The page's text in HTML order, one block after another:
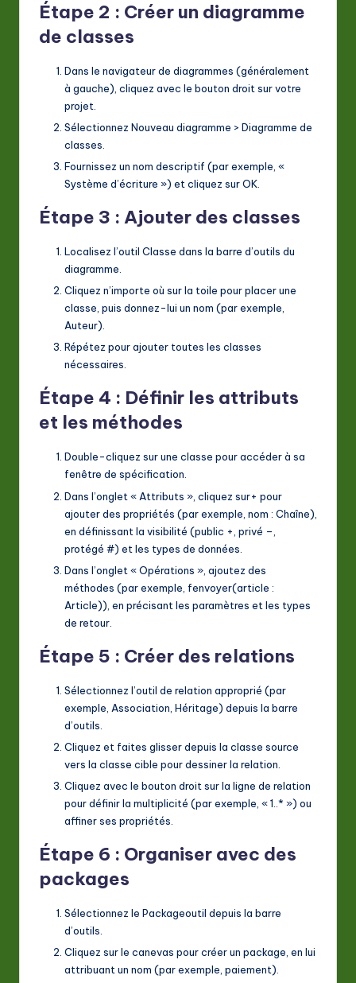
Étape 2 : Créer un diagramme
de classes
Dans le navigateur de diagrammes (généralement
à gauche), cliquez avec le bouton droit sur votre
projet.
Sélectionnez Nouveau diagramme > Diagramme de
classes
Fournissez un nom descriptif (par exemple, «
Système d’écriture ») et cliquez surOK.
Étape 3 : Ajouter des classes
Localisez l’outil Classe dans la barre d’outils du
diagramme.
Cliquez n’importe où sur la toile pour placer une
classe, puis donnez-lui un nom (par exemple,
Auteur).
Répétez pour ajouter toutes les classes
nécessaires.
Étape 4 : Définir les attributs
et les méthodes
Double-cliquez sur une classe pour accéder à sa
fenêtre de spécification.
Dans l’onglet « Attributs », cliquez sur+ pour
ajouter des propriétés (par exemple, nom : Chaîne),
en définissant la visibilité (public + , privé –
protégé #) et les types de données.
Dans l’onglet « Opérations », ajoutez des
méthodes (par exemple, fenvoyer(article :
Article)), en précisant les paramètres et les types
de retour.
Étape 5 : Créer des relations
Sélectionnez l’outil de relation approprié (par
exemple, Association Héritage) depuis la barre
d’outils.
Cliquez et faites glisser depuis la classe source
vers la classe cible pour dessiner la relation.
Cliquez avec le bouton droit sur la ligne de relation
pour définir la multiplicité (par exemple, « 1..* ») ou
affiner ses propriétés.
Étape 6 : Organiser avec des
packages
Sélectionnez le Packageoutil depuis la barre
d’outils.
Cliquez sur le canevas pour créer un package, en lui
attribuant un nom (par exemple, paiement).